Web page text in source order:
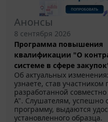
Анонсы
8 сентября 2026
Программа повышения
квалификации "О
системе в сфере
Об актуальных
узнаете, став
разработанной
А". Слушателям, успешно
программу, выдаются
установленного образца.